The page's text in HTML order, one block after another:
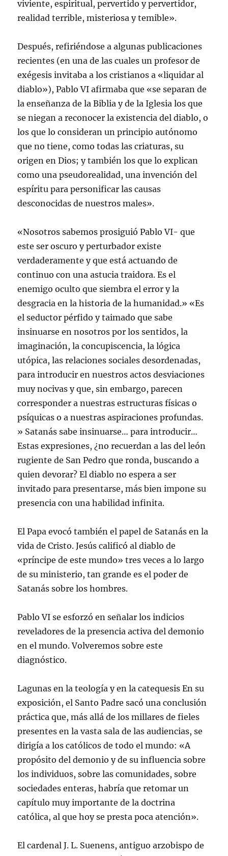
viviente, espiritual, pervertido y pervertidor,
realidad terrible, misteriosa y temible».
Después, refiriéndose a algunas publicaciones
recientes (en una de las cuales un profesor de
exégesis invitaba a los cristianos a «liquidar al
diablo»), Pablo VI afirmaba que «se separan de
la enseñanza de la Biblia y de la Iglesia los que
se niegan a reconocer la existencia del diablo, o
los que lo consideran un principio autónomo
que no tiene, como todas las criaturas, su
origen en Dios; y también los que lo explican
como una pseudorealidad, una invención del
espíritu para personificar las causas
desconocidas de nuestros males».
«Nosotros sabemos prosiguió Pablo VI- que
este ser oscuro y perturbador existe
verdaderamente y que está actuando de
continuo con una astucia traidora. Es el
enemigo oculto que siembra el error y la
desgracia en la historia de la humanidad.» «Es
el seductor pérfido y taimado que sabe
insinuarse en nosotros por los sentidos, la
imaginación, la concupiscencia, la lógica
utópica, las relaciones sociales desordenadas,
para introducir en nuestros actos desviaciones
muy nocivas y que, sin embargo, parecen
corresponder a nuestras estructuras físicas o
psíquicas o a nuestras aspiraciones profundas.
» Satanás sabe insinuarse… para introducir…
Estas expresiones, ¿no recuerdan a las del león
rugiente de San Pedro que ronda, buscando a
quien devorar? El diablo no espera a ser
invitado para presentarse, más bien impone su
presencia con una habilidad infinita.
El Papa evocó también el papel de Satanás en la
vida de Cristo. Jesús calificó al diablo de
«príncipe de este mundo» tres veces a lo largo
de su ministerio, tan grande es el poder de
Satanás sobre los hombres.
Pablo VI se esforzó en señalar los indicios
reveladores de la presencia activa del demonio
en el mundo. Volveremos sobre este
diagnóstico.
Lagunas en la teología y en la catequesis En su
exposición, el Santo Padre sacó una conclusión
práctica que, más allá de los millares de fieles
presentes en la vasta sala de las audiencias, se
dirigía a los católicos de todo el mundo: «A
propósito del demonio y de su influencia sobre
los individuos, sobre las comunidades, sobre
sociedades enteras, habría que retomar un
capítulo muy importante de la doctrina
católica, al que hoy se presta poca atención».
El cardenal J. L. Suenens, antiguo arzobispo de